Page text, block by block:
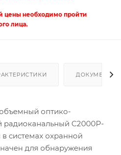
цены необходимо пройти
лица.
ДОКУМЕНТЫ
оптико-
радиоканальный С2000Р-
системах охранной
для обнаружения